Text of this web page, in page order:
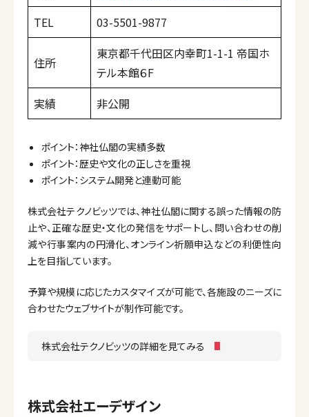
TEL
03-5501-9877
住所
東京都千代田区内幸町1-1-1 帝国ホ
テル本館６F
実績
非公開
ポイント：神社仏閣の実績多数
ポイント：歴史や文化の正しさを重視
ポイント：システム開発と連動可能
株式会社テクノビッツでは、神社仏閣に関する誤った情報の防
止や、正確な歴史・文化の発信をサポートし、問い合わせの削
減や行事案内の円滑化、オンライン祈願申込などの利便性向
上を目指しています。
予算や規模に応じたカスタマイズが可能で、各施設のニーズに
合わせたウェブサイトが制作可能です。
株式会社テクノビッツの詳細を見てみる
株式会社エーデザイン